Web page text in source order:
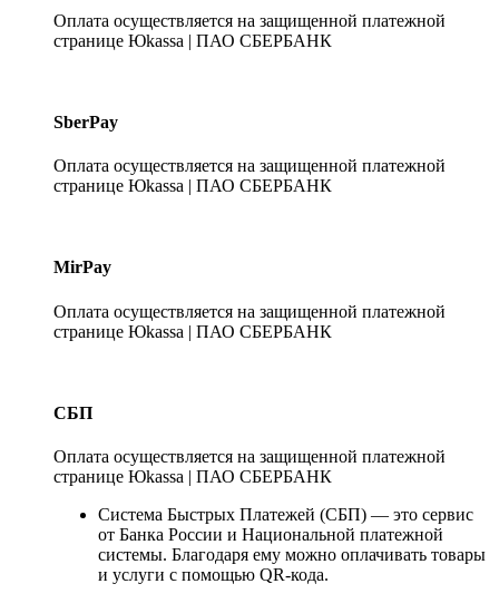
Оплата осуществляется на защищенной платежной
странице Юkassa | ПАО СБЕРБАНК
SberPay
Оплата осуществляется на защищенной платежной
странице Юkassa | ПАО СБЕРБАНК
MirPay
Оплата осуществляется на защищенной платежной
странице Юkassa | ПАО СБЕРБАНК
СБП
Оплата осуществляется на защищенной платежной
странице Юkassa | ПАО СБЕРБАНК
Система Быстрых Платежей (СБП) — это сервис
от Банка России и Национальной платежной
системы. Благодаря ему можно оплачивать товары
и услуги с помощью QR-кода.